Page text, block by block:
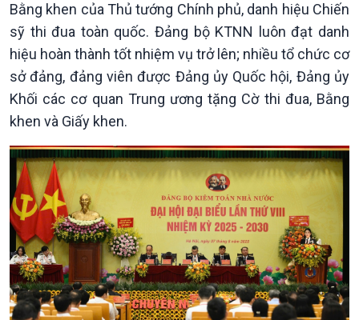
Bằng khen của Thủ tướng Chính phủ, danh hiệu Chiến
sỹ thi đua toàn quốc. Đảng bộ KTNN luôn đạt danh
hiệu hoàn thành tốt nhiệm vụ trở lên; nhiều tổ chức cơ
sở đảng, đảng viên được Đảng ủy Quốc hội, Đảng ủy
Khối các cơ quan Trung ương tặng Cờ thi đua, Bằng
khen và Giấy khen.